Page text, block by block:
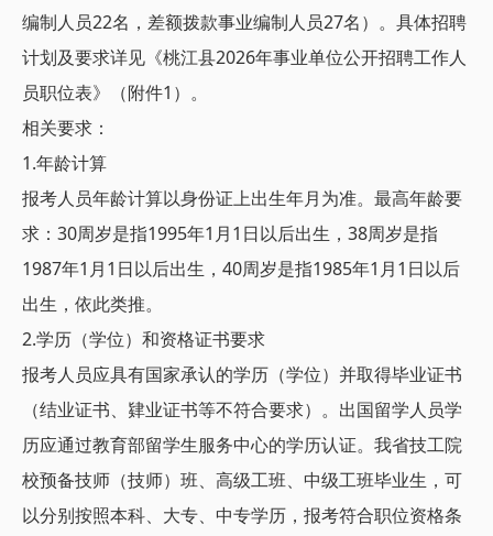
编制人员22名，差额拨款事业编制人员27名）。具体招聘
计划及要求详见《桃江县2026年事业单位公开招聘工作人
员职位表》（附件1）。
相关要求：
1.年龄计算
报考人员年龄计算以身份证上出生年月为准。最高年龄要
求：30周岁是指1995年1月1日以后出生，38周岁是指
1987年1月1日以后出生，40周岁是指1985年1月1日以后
出生，依此类推。
2.学历（学位）和资格证书要求
报考人员应具有国家承认的学历（学位）并取得毕业证书
（结业证书、肄业证书等不符合要求）。出国留学人员学
历应通过教育部留学生服务中心的学历认证。我省技工院
校预备技师（技师）班、高级工班、中级工班毕业生，可
以分别按照本科、大专、中专学历，报考符合职位资格条